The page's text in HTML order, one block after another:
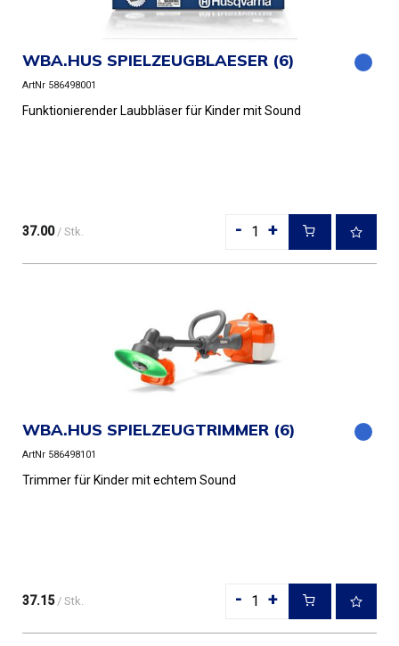
WBA.HUS SPIELZEUGBLAESER (6)
ArtNr 586498001
Funktionierender Laubbläser für Kinder mit Sound
- +
37.00 / Stk.
WBA.HUS SPIELZEUGTRIMMER (6)
ArtNr 586498101
Trimmer für Kinder mit echtem Sound
- +
37.15 / Stk.